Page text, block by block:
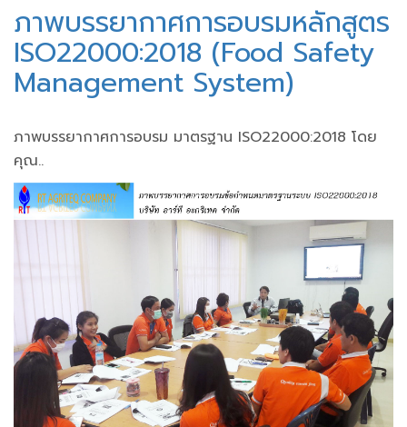
ภาพบรรยากาศการอบรมหลักสูตร
ISO22000:2018 (Food Safety
Management System)
ภาพบรรยากาศการอบรม มาตรฐาน ISO22000:2018 โดย
คุณ..